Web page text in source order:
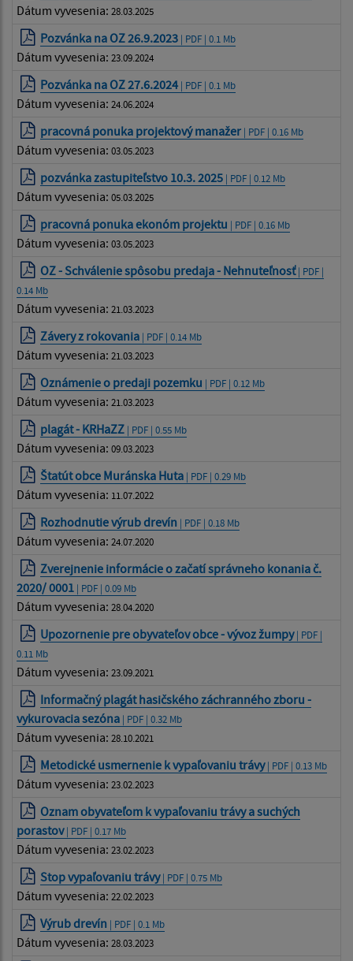
Dátum vyvesenia: 28.03.2025
Pozvánka na OZ 26.9.2023 | PDF | 0.1 Mb
Dátum vyvesenia: 23.09.2024
Pozvánka na OZ 27.6.2024 | PDF | 0.1 Mb
Dátum vyvesenia: 24.06.2024
pracovná ponuka projektový manažer | PDF | 0.16 Mb
Dátum vyvesenia: 03.05.2023
pozvánka zastupiteľstvo 10.3. 2025 | PDF | 0.12 Mb
Dátum vyvesenia: 05.03.2025
pracovná ponuka ekonóm projektu | PDF | 0.16 Mb
Dátum vyvesenia: 03.05.2023
OZ - Schválenie spôsobu predaja - Nehnuteľnosť| PDF |
0.14 Mb
Dátum vyvesenia: 21.03.2023
Závery z rokovania | PDF | 0.14 Mb
Dátum vyvesenia: 21.03.2023
Oznámenie o predaji pozemku | PDF | 0.12 Mb
Dátum vyvesenia: 21.03.2023
plagát - KRHaZZ | PDF | 0.55 Mb
Dátum vyvesenia: 09.03.2023
Štatút obce Muránska Huta | PDF | 0.29 Mb
Dátum vyvesenia: 11.07.2022
Rozhodnutie výrub drevín | PDF | 0.18 Mb
Dátum vyvesenia: 24.07.2020
Zverejnenie informácie o začatí správneho konania č.
2020/ 0001 | PDF | 0.09 Mb
Dátum vyvesenia: 28.04.2020
Upozornenie pre obyvateľov obce - vývoz žumpy| PDF |
0.11 Mb
Dátum vyvesenia: 23.09.2021
Informačný plagát hasičského záchranného zboru -
vykurovacia sezóna | PDF | 0.32 Mb
Dátum vyvesenia: 28.10.2021
Metodické usmernenie k vypaľovaniu trávy| PDF | 0.13 Mb
Dátum vyvesenia: 23.02.2023
Oznam obyvateľom k vypaľovaniu trávy a suchých
porastov| PDF | 0.17 Mb
Dátum vyvesenia: 23.02.2023
Stop vypaľovaniu trávy| PDF | 0.75 Mb
Dátum vyvesenia: 22.02.2023
Výrub drevín | PDF | 0.1 Mb
Dátum vyvesenia: 28.03.2023